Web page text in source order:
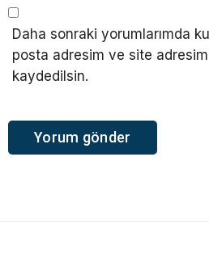
Daha sonraki yorumlarımda
posta adresim ve site adresim
kaydedilsin.